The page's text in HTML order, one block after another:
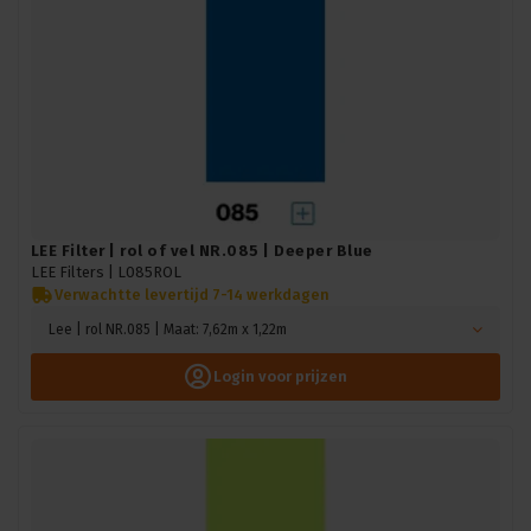
LEE Filter | rol of vel NR.085 | Deeper Blue
LEE Filters |
L085ROL
Verwachtte levertijd 7-14 werkdagen
Lee | rol NR.085 | Maat: 7,62m x 1,22m
Login voor prijzen